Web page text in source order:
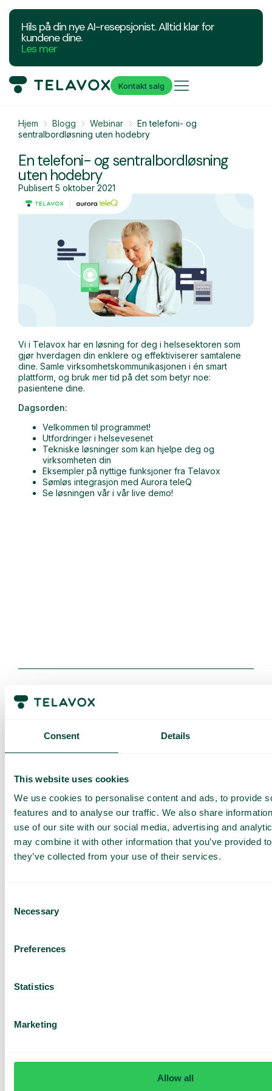
Consent Details
This website uses cookies
We use cookies to personalise content and ads, to provide
features and to analyse our traffic. We also share
use of our site with our social media, advertising and
may combine it with other information that you’ve provided
they’ve collected from your use of their services.
Selection
Necessary
Preferences
Statistics
Marketing
Allow all
Hils på din nye AI-resepsjonist. Alltid klar for
kundene dine.
Les mer
Kontakt salg
Hjem Blogg Webinar
En telefoni- og
sentralbordløsning uten hodebry
En telefoni- og sentralbordløsning
uten hodebry
Publisert 5 oktober 2021
Vi i Telavox har en løsning for deg i helsesektoren som
gjør hverdagen din enklere og effektiviserer samtalene
dine. Samle virksomhetskommunikasjonen i én smart
plattform, og bruk mer tid på det som betyr noe:
pasientene dine.
Dagsorden:
Velkommen til programmet!
Utfordringer i helsevesenet
Tekniske løsninger som kan hjelpe deg og
virksomheten din
Eksempler på nyttige funksjoner fra Telavox
Sømløs integrasjon med Aurora teleQ
Se løsningen vår i vår live demo!
Få en
skreddersydd
tilbud
Gjennomgang av våre
tjenester
Tilbud tilpasset din
bedrift
Utforsk bruksområder